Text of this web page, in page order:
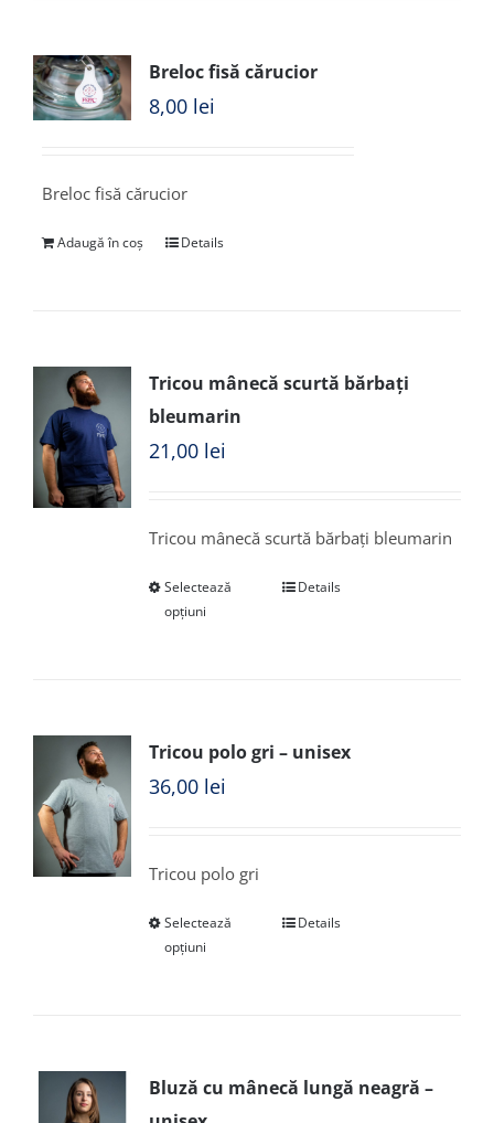
Breloc fisă cărucior
8,00 lei
Breloc fisă cărucior
Adaugă în coș Details
Tricou mânecă scurtă bărbați
bleumarin
21,00 lei
Tricou mânecă scurtă bărbați bleumarin
Selectează
opțiuni
Details
Tricou polo gri – unisex
36,00 lei
Tricou polo gri
Selectează
opțiuni
Details
Bluză cu mânecă lungă neagră –